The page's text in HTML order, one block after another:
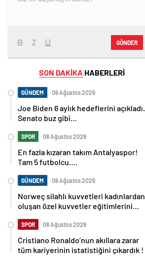
GÖNDER
SON DAKİKA HABERLERİ
GÜNDEM 06 Ağustos 2026
Joe Biden 6 aylık hedeflerini açıkladı.
Senato buz gibi…
SPOR 06 Ağustos 2026
En fazla kızaran takım Antalyaspor!
Tam 5 futbolcu….
GÜNDEM 06 Ağustos 2026
Norweç silahlı kuvvetleri kadınlardan
oluşan özel kuvvetler eğitimlerini
SPOR 06 Ağustos 2026
Cristiano Ronaldo’nun akıllara zarar
tüm kariyerinin istatistiğini çıkardık !